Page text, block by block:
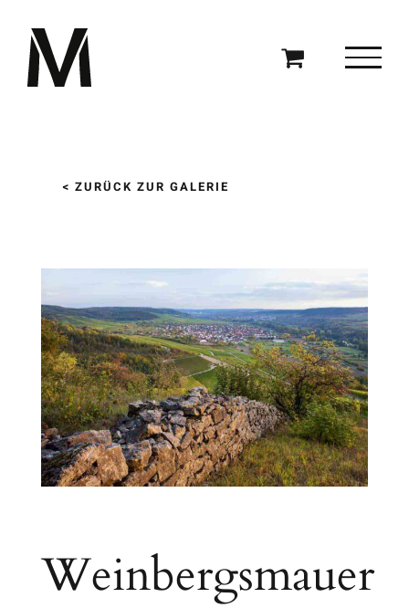
Inhalt
springen
< ZURÜCK ZUR GALERIE
Weinbergsmauer